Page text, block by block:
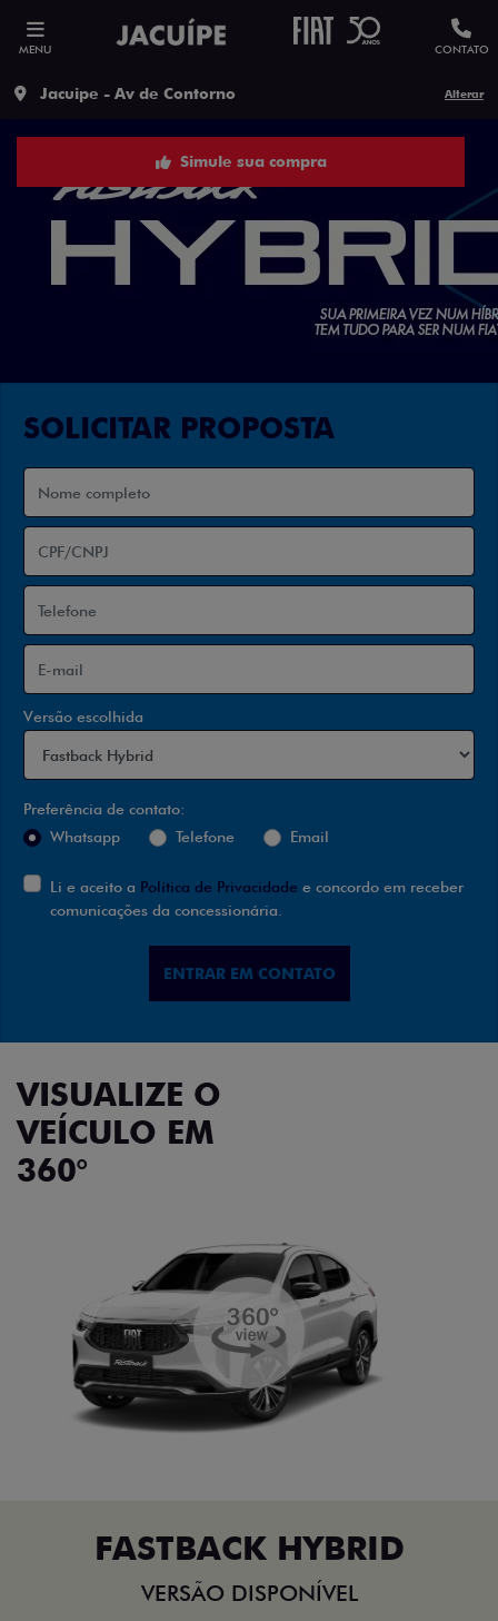
MENU CONTATO
Jacuipe - Av de Contorno Alterar
SOLICITAR PROPOSTA
Versão escolhida
Preferência de contato:
Whatsapp
Telefone Email
Li e aceito a Política de Privacidade e concordo em receber
comunicações da concessionária.
ENTRAR EM CONTATO
Simule sua compra
VISUALIZE O
VEÍCULO EM
360°
FASTBACK HYBRID
VERSÃO DISPONÍVEL